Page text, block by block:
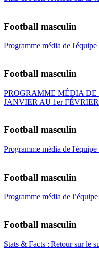
Football masculin
Programme média de
Football masculin
PROGRAMME MÉDIA DE
JANVIER AU 1er FÉVRIER
Football masculin
Programme média de
Football masculin
Programme média de
Football masculin
Stats & Facts : Retour sur le